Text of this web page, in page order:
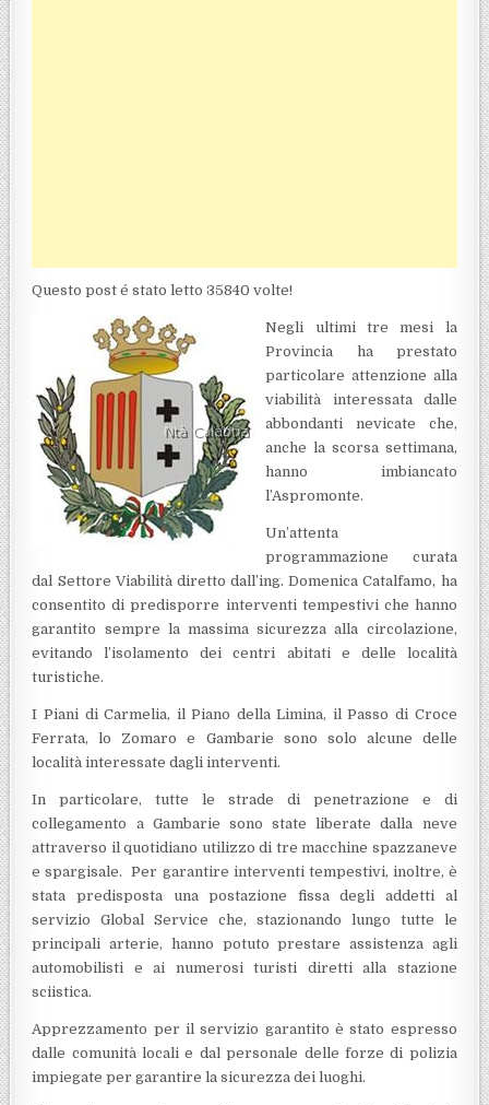
Questo post é stato letto 35840 volte!
Negli ultimi tre mesi la
Provincia ha prestato
particolare attenzione alla
viabilità interessata dalle
abbondanti nevicate che,
anche la scorsa settimana,
hanno imbiancato
l’Aspromonte.
Un’attenta
programmazione curata
dal Settore Viabilità diretto dall’ing. Domenica Catalfamo, ha
consentito di predisporre interventi tempestivi che hanno
garantito sempre la massima sicurezza alla circolazione,
evitando l’isolamento dei centri abitati e delle località
turistiche.
I Piani di Carmelia, il Piano della Limina, il Passo di Croce
Ferrata, lo Zomaro e Gambarie sono solo alcune delle
località interessate dagli interventi.
In particolare, tutte le strade di penetrazione e di
collegamento a Gambarie sono state liberate dalla neve
attraverso il quotidiano utilizzo di tre macchine spazzaneve
e spargisale. Per garantire interventi tempestivi, inoltre, è
stata predisposta una postazione fissa degli addetti al
servizio Global Service che, stazionando lungo tutte le
principali arterie, hanno potuto prestare assistenza agli
automobilisti e ai numerosi turisti diretti alla stazione
sciistica.
Apprezzamento per il servizio garantito è stato espresso
dalle comunità locali e dal personale delle forze di polizia
impiegate per garantire la sicurezza dei luoghi.